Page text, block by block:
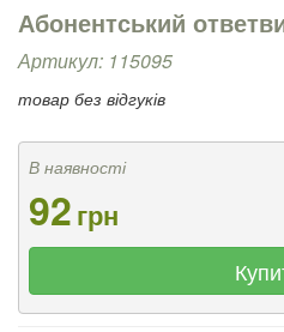
Абонентський
Артикул: 115095
товар без відгуків
В наявності
92грн